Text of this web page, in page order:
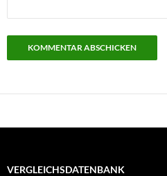
VERGLEICHSDATENBANK